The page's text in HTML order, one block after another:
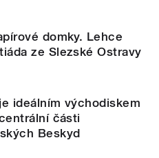
domky. Lehce
ze Slezské Ostravy
ideálním východiskem
části
Beskyd